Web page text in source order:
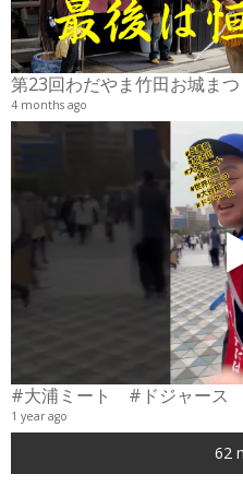
第23回わだやま竹田お城ま
4 months ago
1 year ago
62